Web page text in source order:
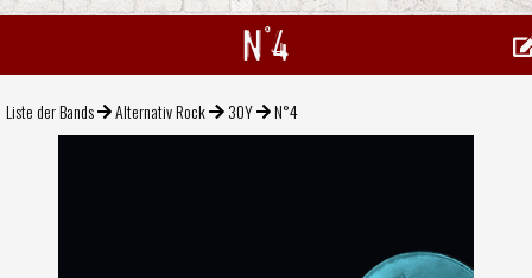
N°4
Liste der Bands Alternativ Rock 30Y N°4